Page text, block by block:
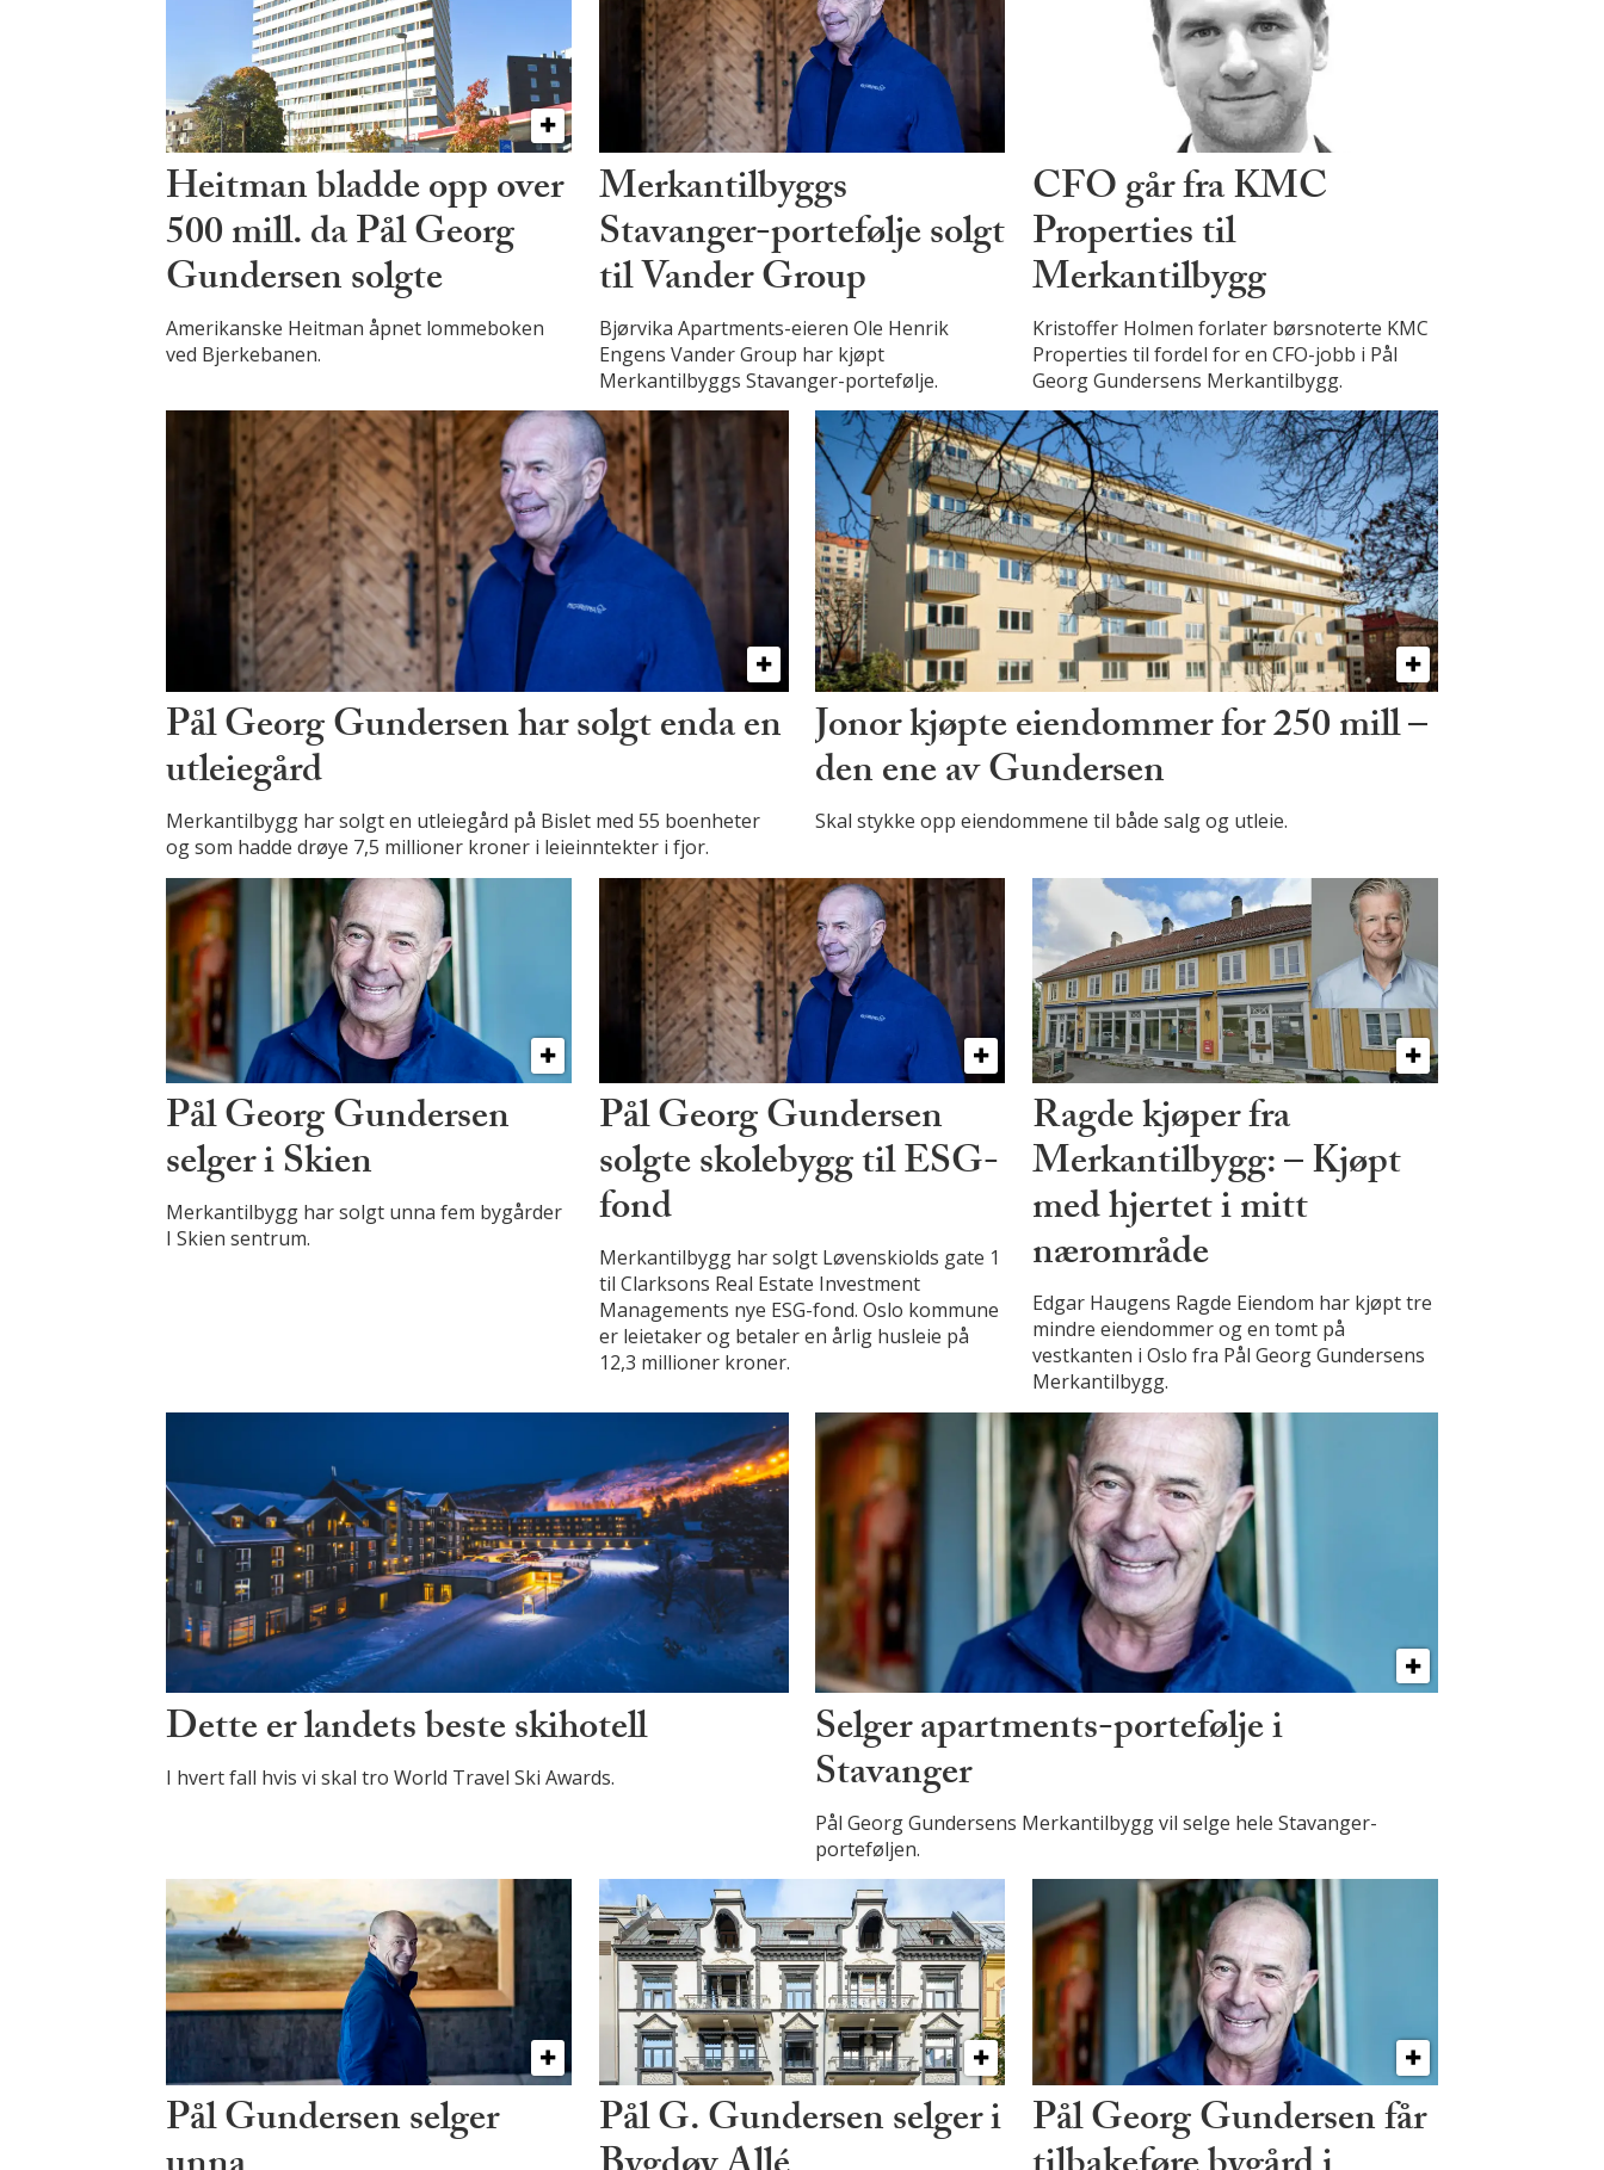
Heitman bladde opp over
500 mill. da Pål Georg
Gundersen solgte
Amerikanske Heitman åpnet lommeboken
ved Bjerkebanen.
Merkantilbyggs
Stavanger-portefølje solgt
til Vander Group
Bjørvika Apartments-eieren Ole Henrik
Engens Vander Group har kjøpt
Merkantilbyggs Stavanger-portefølje.
CFO går fra KMC
Properties til
Merkantilbygg
Kristoffer Holmen forlater børsnoterte KMC
Properties til fordel for en CFO-jobb i Pål
Georg Gundersens Merkantilbygg.
Pål Georg Gundersen har solgt enda en
utleiegård
Merkantilbygg har solgt en utleiegård på Bislet med 55 boenheter
og som hadde drøye 7,5 millioner kroner i leieinntekter i fjor.
Jonor kjøpte eiendommer for 250 mill –
den ene av Gundersen
Skal stykke opp eiendommene til både salg og utleie.
Pål Georg Gundersen
selger i Skien
Merkantilbygg har solgt unna fem bygårder
I Skien sentrum.
Pål Georg Gundersen
solgte skolebygg til ESG-
fond
Merkantilbygg har solgt Løvenskiolds gate 1
til Clarksons Real Estate Investment
Managements nye ESG-fond. Oslo kommune
er leietaker og betaler en årlig husleie på
12,3 millioner kroner.
Ragde kjøper fra
Merkantilbygg: – Kjøpt
med hjertet i mitt
nærområde
Edgar Haugens Ragde Eiendom har kjøpt tre
mindre eiendommer og en tomt på
vestkanten i Oslo fra Pål Georg Gundersens
Merkantilbygg.
Dette er landets beste skihotell
I hvert fall hvis vi skal tro World Travel Ski Awards.
Selger apartments-portefølje i
Stavanger
Pål Georg Gundersens Merkantilbygg vil selge hele Stavanger-
porteføljen.
Pål Gundersen selger Pål G. Gundersen selger i Pål Georg Gundersen får